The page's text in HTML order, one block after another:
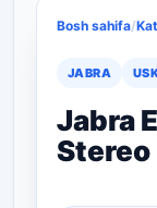
Bosh sahifa/
JABRA
Jabra
Stereo